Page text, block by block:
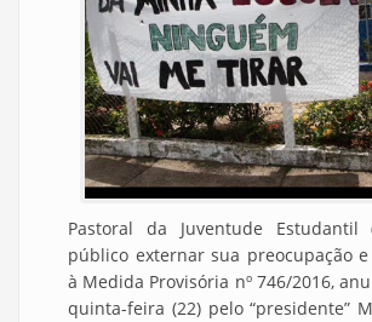
Pastoral da Juventude Estudantil
público externar sua preocupação
à Medida Provisória nº 746/2016,
quinta-feira (22) pelo “presidente”